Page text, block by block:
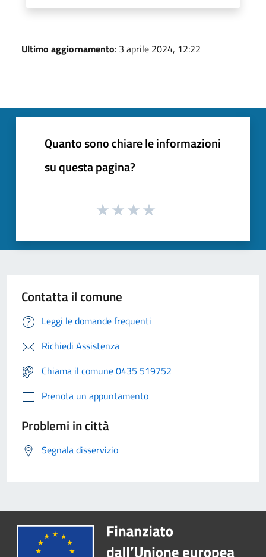
Ultimo aggiornamento: 3 aprile 2024, 12:22
Quanto sono chiare le informazioni
su questa pagina?
Contatta il comune
Leggi le domande frequenti
Richiedi Assistenza
Chiama il comune 0435 519752
Prenota un appuntamento
Problemi in città
Segnala disservizio